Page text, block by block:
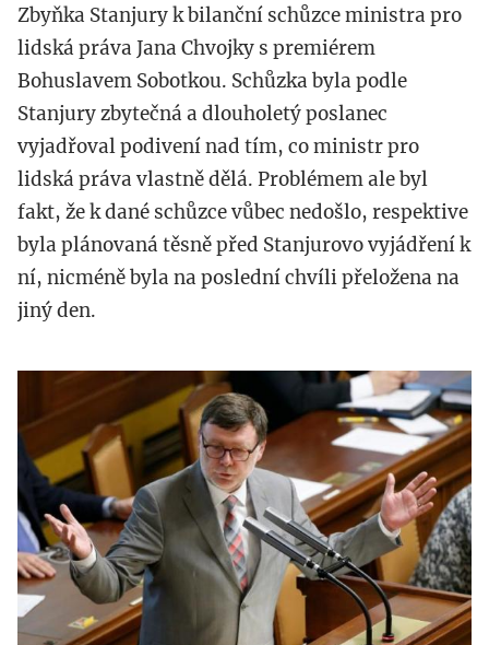
Zbyňka Stanjury k bilanční schůzce ministra pro
lidská práva Jana Chvojky s premiérem
Bohuslavem Sobotkou. Schůzka byla podle
Stanjury zbytečná a dlouholetý poslanec
vyjadřoval podivení nad tím, co ministr pro
lidská práva vlastně dělá. Problémem ale byl
fakt, že k dané schůzce vůbec nedošlo, respektive
byla plánovaná těsně před Stanjurovo vyjádření k
ní, nicméně byla na poslední chvíli přeložena na
jiný den.
profimedia-
0331961187.jpg